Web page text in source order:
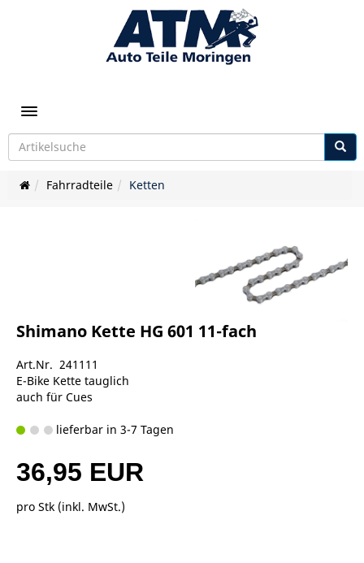
Toggle navigation
Fahrradteile Ketten
Shimano Kette HG 601 11-fach
Art.Nr. 241111
E-Bike Kette tauglich
auch für Cues
lieferbar in 3-7 Tagen
36,95 EUR
pro Stk (inkl. MwSt.)